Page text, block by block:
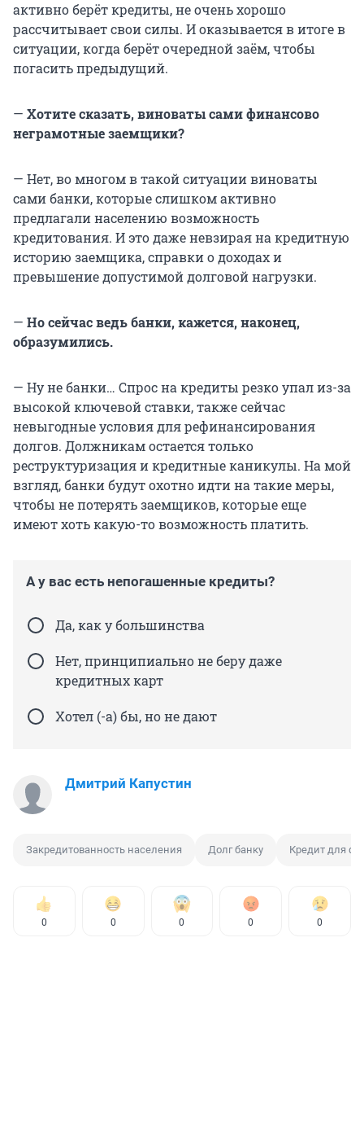
активно берёт кредиты, не очень хорошо
рассчитывает свои силы. И оказывается в итоге в
ситуации, когда берёт очередной заём, чтобы
погасить предыдущий.
— Хотите сказать, виноваты сами финансово
неграмотные заемщики?
— Нет, во многом в такой ситуации виноваты
сами банки, которые слишком активно
предлагали населению возможность
кредитования. И это даже невзирая на кредитную
историю заемщика, справки о доходах и
превышение допустимой долговой нагрузки.
— Но сейчас ведь банки, кажется, наконец,
образумились.
— Ну не банки… Спрос на кредиты резко упал из-за
высокой ключевой ставки, также сейчас
невыгодные условия для рефинансирования
долгов. Должникам остается только
реструктуризация и кредитные каникулы. На мой
взгляд, банки будут охотно идти на такие меры,
чтобы не потерять заемщиков, которые еще
имеют хоть какую-то возможность платить.
А у вас есть непогашенные кредиты?
Да, как у большинства
Нет, принципиально не беру даже
кредитных карт
Хотел (-а) бы, но не дают
Дмитрий Капустин
Закредитованность населения Долг банку Кредит для
0 0 0 0 0